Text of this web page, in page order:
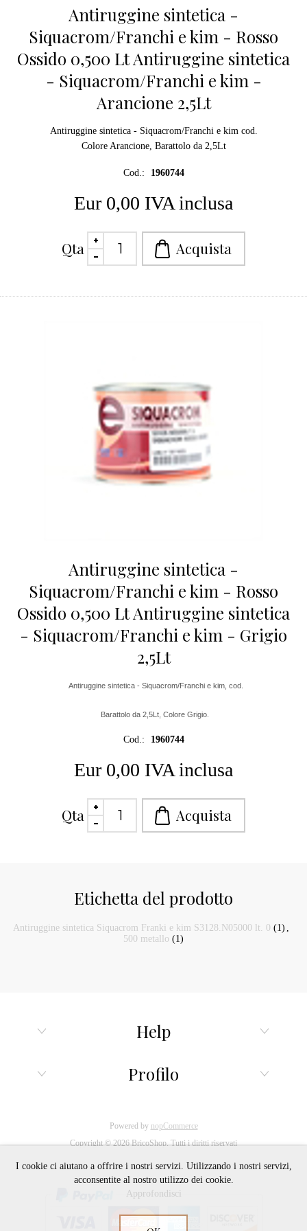
Antiruggine sintetica -
Siquacrom/Franchi e kim - Rosso
Ossido 0,500 Lt Antiruggine sintetica
- Siquacrom/Franchi e kim -
Arancione 2,5Lt
Antiruggine sintetica - Siquacrom/Franchi e kim cod.
Colore Arancione, Barattolo da 2,5Lt
Cod.: 1960744
Eur 0,00 IVA inclusa
Qta
Antiruggine sintetica -
Siquacrom/Franchi e kim - Rosso
Ossido 0,500 Lt Antiruggine sintetica
- Siquacrom/Franchi e kim - Grigio
2,5Lt
Antiruggine sintetica - Siquacrom/Franchi e kim, cod.
Barattolo da 2,5Lt, Colore Grigio.
Cod.: 1960744
Eur 0,00 IVA inclusa
Qta
Etichetta del prodotto
Antiruggine sintetica Siquacrom Franki e kim S3128.N05000 lt. 0 (1)
500 metallo (1)
Help
Profilo
Powered by nopCommerce
Copyright © 2026 BricoShop. Tutti i diritti riservati
I cookie ci aiutano a offrire i nostri servizi. Utilizzando i nostri servizi,
acconsentite al nostro utilizzo dei cookie.
Approfondisci